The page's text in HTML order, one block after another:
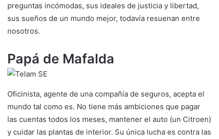
preguntas incómodas, sus ideales de justicia y libertad,
sus sueños de un mundo mejor, todavía resuenan entre
nosotros.
Papá de Mafalda
Oficinista, agente de una compañía de seguros, acepta el
mundo tal como es. No tiene más ambiciones que pagar
las cuentas todos los meses, mantener el auto (un Citroen)
y cuidar las plantas de interior. Su única lucha es contra las